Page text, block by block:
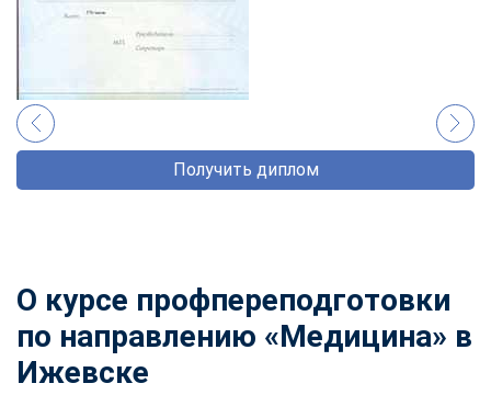
Получить диплом
О курсе профпереподготовки
по направлению «Медицина» в
Ижевске